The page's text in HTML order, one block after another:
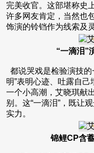
完美收官。这部堪称史
许多网友肯定，当然也
饰演的铃铛作为线索及
“一滴泪”
都说哭戏是检验演技的
明”表明心迹、吐露自
一个小高潮，艾晓琪献
别。这“一滴泪”，既让
实力。
锦鲤CP含